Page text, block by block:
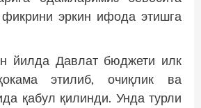
эркин ифода этишга
йилда Давлат бюджети илк
этилиб, очиқлик ва
қабул қилинди. Унда турли